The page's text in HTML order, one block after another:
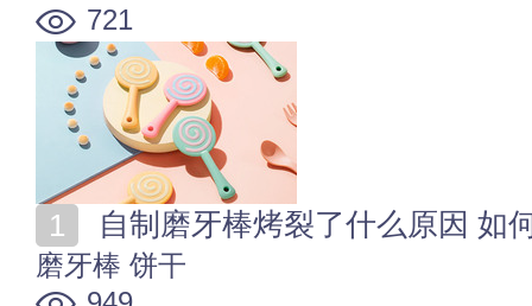
721
自制磨牙棒烤裂了什么原因 如
磨牙棒 饼干